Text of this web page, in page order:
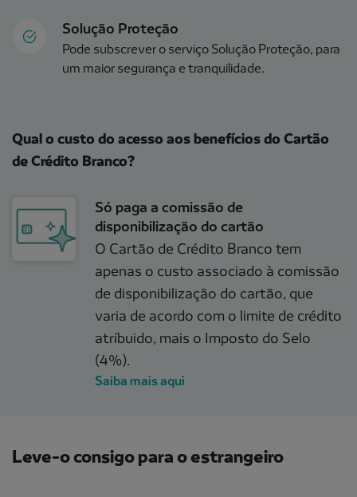
Solução Proteção
Pode subscrever o serviço Solução Proteção, para
um maior segurança e tranquilidade.
Qual o custo do acesso aos benefícios do Cartão
de Crédito Branco?
Só paga a comissão de
disponibilização do cartão
O Cartão de Crédito Branco tem
apenas o custo associado à comissão
de disponibilização do cartão, que
varia de acordo com o limite de crédito
atríbuido, mais o Imposto do Selo
(4%).
Saiba mais aqui
Leve-o consigo para o estrangeiro